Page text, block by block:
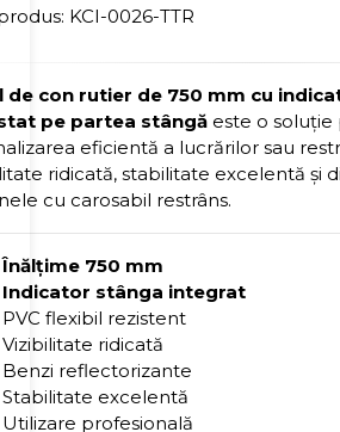
KCI-0026-TTR
de con rutier de 750 mm cu
pe partea stângă este o
eficientă a lucrărilor sau
ridicată, stabilitate excelentă și
cu carosabil restrâns.
Înălțime 750 mm
Indicator stânga integrat
PVC flexibil rezistent
Vizibilitate ridicată
Benzi reflectorizante
Stabilitate excelentă
Utilizare profesională